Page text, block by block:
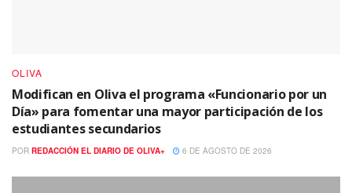
OLIVA
Modifican en Oliva el programa «Funcionario por un
Día» para fomentar una mayor participación de los
estudiantes secundarios
POR REDACCIÓN EL DIARIO DE OLIVA+ 6 DE AGOSTO DE 2026